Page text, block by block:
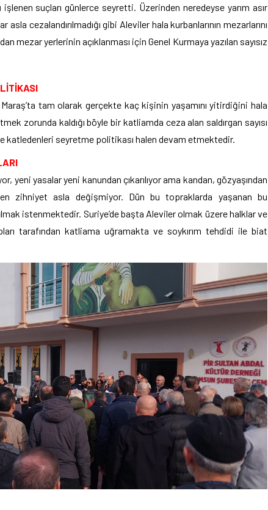
suçları günlerce seyretti. Üzerinden neredeyse yarım asır
cezalandırılmadığı gibi Aleviler hala kurbanlarının mezarlarını
mezar yerlerinin açıklanması için Genel Kurmaya yazılan sayısız
tam olarak gerçekte kaç kişinin yaşamını yitirdiğini hala
zorunda kaldığı böyle bir katliamda ceza alan saldırgan sayısı
katledenleri seyretme politikası halen devam etmektedir.
yeni yasalar yeni kanundan çıkarılıyor ama kandan, gözyaşından
zihniyet asla değişmiyor. Dün bu topraklarda yaşanan bu
istenmektedir. Suriye’de başta Aleviler olmak üzere halklar ve
tarafından katliama uğramakta ve soykırım tehdidi ile biat